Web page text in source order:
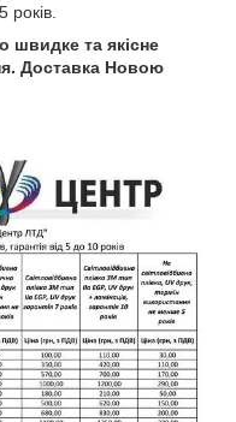
років.
швидке та якісне
Доставка Новою